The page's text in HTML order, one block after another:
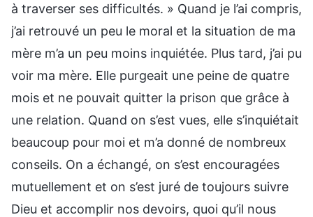
à traverser ses difficultés. » Quand je l’ai compris,
j’ai retrouvé un peu le moral et la situation de ma
mère m’a un peu moins inquiétée. Plus tard, j’ai pu
voir ma mère. Elle purgeait une peine de quatre
mois et ne pouvait quitter la prison que grâce à
une relation. Quand on s’est vues, elle s’inquiétait
beaucoup pour moi et m’a donné de nombreux
conseils. On a échangé, on s’est encouragées
mutuellement et on s’est juré de toujours suivre
Dieu et accomplir nos devoirs, quoi qu’il nous